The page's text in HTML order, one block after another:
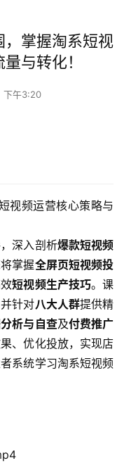
，掌握淘系短视
与转化！
下午3:20
视频运营核心策略与
深入剖析爆款短视频
掌握全屏页短视频投
短视频生产技巧。课
针对八大人群提供精
析与自查及付费推广
、优化投放，实现店
系统学习淘系短视频